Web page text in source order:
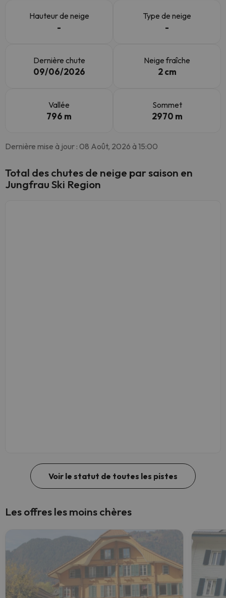
Hauteur de neige
-
Type de neige
-
Dernière chute
09/06/2026
Neige fraîche
2 cm
Vallée
796 m
Sommet
2970 m
Dernière mise à jour : 08 Août, 2026 à 15:00
Total des chutes de neige par saison en
Jungfrau Ski Region
Voir le statut de toutes les pistes
Les offres les moins chères